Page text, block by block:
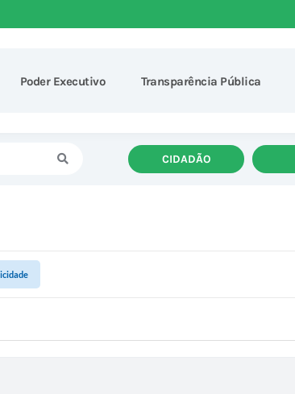
Poder Executivo Transparência Pública
CIDADÃO